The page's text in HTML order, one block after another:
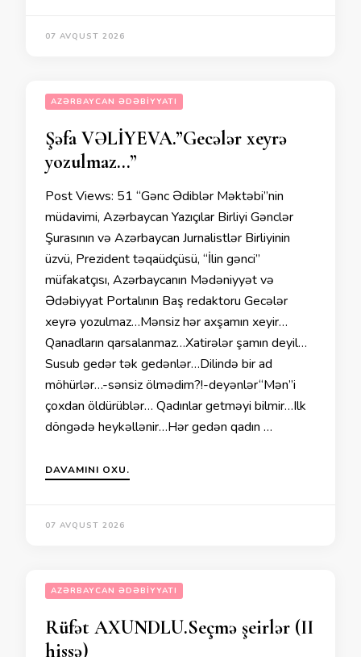
07 AVQUST 2026
AZƏRBAYCAN ƏDƏBIYYATI
Şəfa VƏLİYEVA.”Gecələr xeyrə
yozulmaz…”
Post Views: 51 “Gənc Ədiblər Məktəbi”nin
müdavimi, Azərbaycan Yazıçılar Birliyi Gənclər
Şurasının və Azərbaycan Jurnalistlər Birliyinin
üzvü, Prezident təqaüdçüsü, “İlin gənci”
müfakatçısı, Azərbaycanın Mədəniyyət və
Ədəbiyyat Portalının Baş redaktoru Gecələr
xeyrə yozulmaz…Mənsiz hər axşamın xeyir…
Qanadların qarsalanmaz…Xatirələr şamın deyil…
Susub gedər tək gedənlər…Dilində bir ad
möhürlər…-sənsiz ölmədim?!-deyənlər“Mən”i
çoxdan öldürüblər… Qadınlar getməyi bilmir…Ilk
döngədə heykəllənir…Hər gedən qadın …
DAVAMINI OXU.
07 AVQUST 2026
AZƏRBAYCAN ƏDƏBIYYATI
Rüfət AXUNDLU.Seçmə şeirlər (II
hissə)